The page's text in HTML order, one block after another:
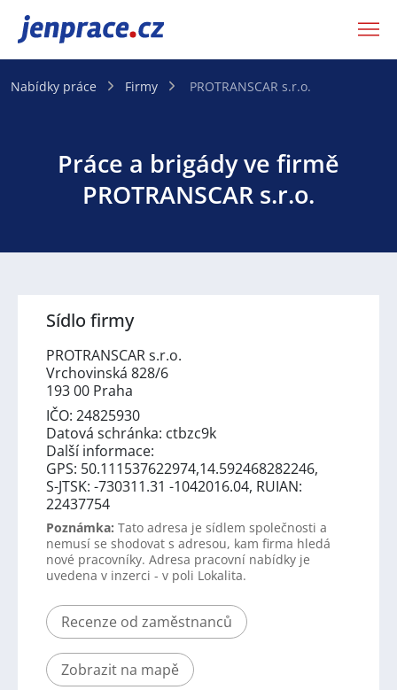
JenPráce.cz
Nabídky práce Firmy PROTRANSCAR s.r.o.
Práce a brigády ve firmě
PROTRANSCAR s.r.o.
Sídlo firmy
PROTRANSCAR s.r.o.
Vrchovinská 828/6
193 00 Praha
IČO: 24825930
Datová schránka: ctbzc9k
Další informace:
GPS: 50.111537622974,14.592468282246,
S-JTSK: -730311.31 -1042016.04, RUIAN:
22437754
Poznámka: Tato adresa je sídlem společnosti a
nemusí se shodovat s adresou, kam firma hledá
nové pracovníky. Adresa pracovní nabídky je
uvedena v inzerci - v poli Lokalita.
Recenze od zaměstnanců
Zobrazit na mapě